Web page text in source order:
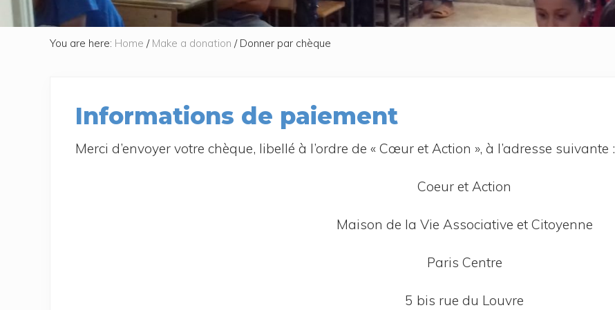
You are here: Home / Make a donation /Donner par chèque
Informations de paiement
Mer­ci d’en­voyer votre chèque, libel­lé à l’ordre de « Cœur et Action », à l’a­dresse suivante :
Coeur et Action
Mai­son de la Vie Asso­cia­tive et Citoyenne
Paris Centre
5 bis rue du Louvre